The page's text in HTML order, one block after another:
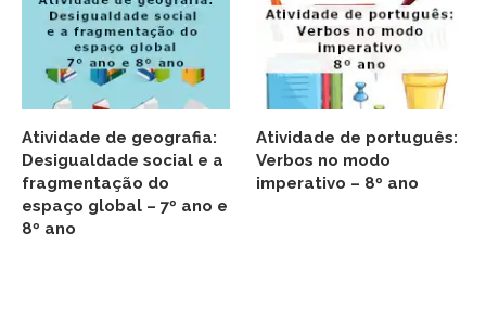
Atividade de geografia:
Desigualdade social e a
fragmentação do
espaço global – 7º ano e
8º ano
Atividade de português:
Verbos no modo
imperativo – 8º ano